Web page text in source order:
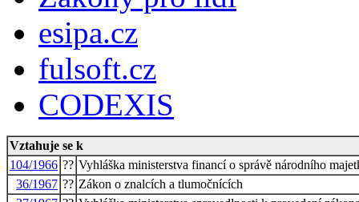
esipa.cz
fulsoft.cz
CODEXIS
Vztahuje se k
104/1966 ?? Vyhláška ministerstva financí o správě národního
36/1967 ?? Zákon o znalcích a tlumočnících